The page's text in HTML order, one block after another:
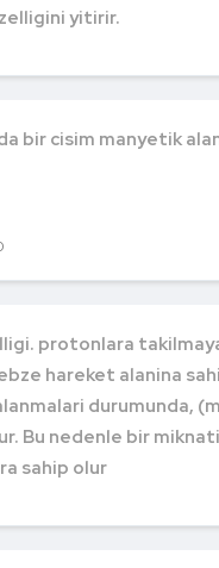
yitirir.
da bir cisim manyetik
protonlara
hareket alanina
durumunda,
Bu nedenle bir
sahip olur